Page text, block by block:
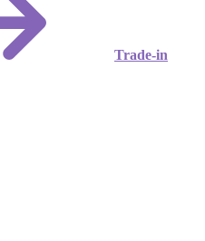
Trade-in